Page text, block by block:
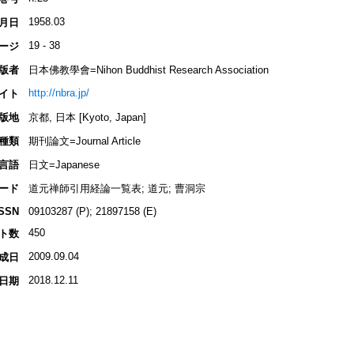
日 1958.03
ジ 19 - 38
者
日本佛教學會=Nihon Buddhist Research Association
ト
http://nbra.jp/
地
京都, 日本 [Kyoto, Japan]
類
期刊論文=Journal Article
語
日文=Japanese
ド
道元禅師引用経論一覧表; 道元; 曹洞宗
09103287 (P); 21897158 (E)
数
450
日 2009.09.04
期 2018.12.11